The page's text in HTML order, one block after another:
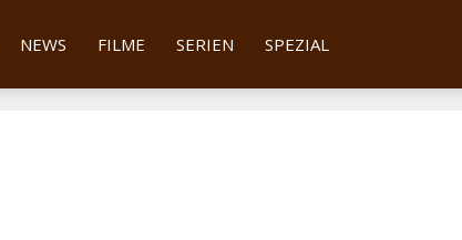
NEWS FILME SERIEN SPEZIAL